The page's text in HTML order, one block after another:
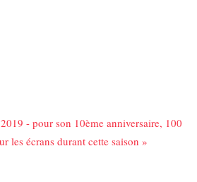
- pour son 10ème anniversaire, 100
les écrans durant cette saison »